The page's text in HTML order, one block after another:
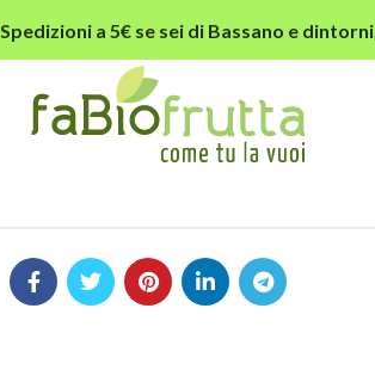
Spedizioni a 5€ se sei di Bassano e dintorni,
download-apple-store.svg